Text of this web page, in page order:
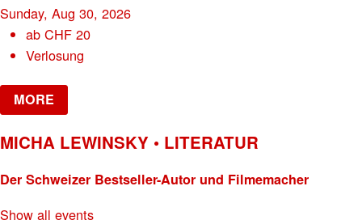
Sunday, Aug 30, 2026
abCHF 20
Verlosung
MORE
MICHA LEWINSKY • LITERATUR
Der Schweizer Bestseller-Autor und Filmemacher
Show all events